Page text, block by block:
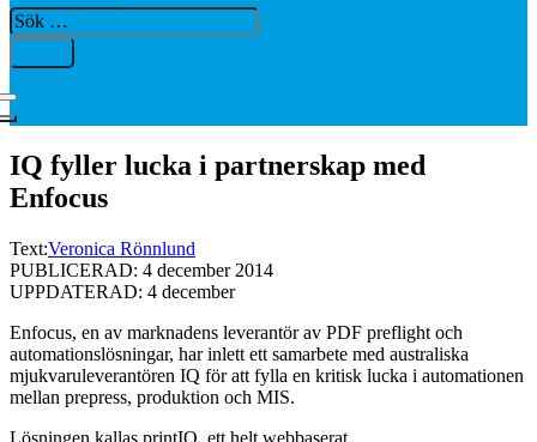
Sök
…
IQ fyller lucka i partnerskap med
Enfocus
Text:Veronica Rönnlund
PUBLICERAD: 4 december 2014
UPPDATERAD: 4 december
Enfocus, en av marknadens leverantör av PDF preflight och
automationslösningar, har inlett ett samarbete med australiska
mjukvaruleverantören IQ för att fylla en kritisk lucka i automationen
mellan prepress, produktion och MIS.
Lösningen kallas printIQ, ett helt webbaserat